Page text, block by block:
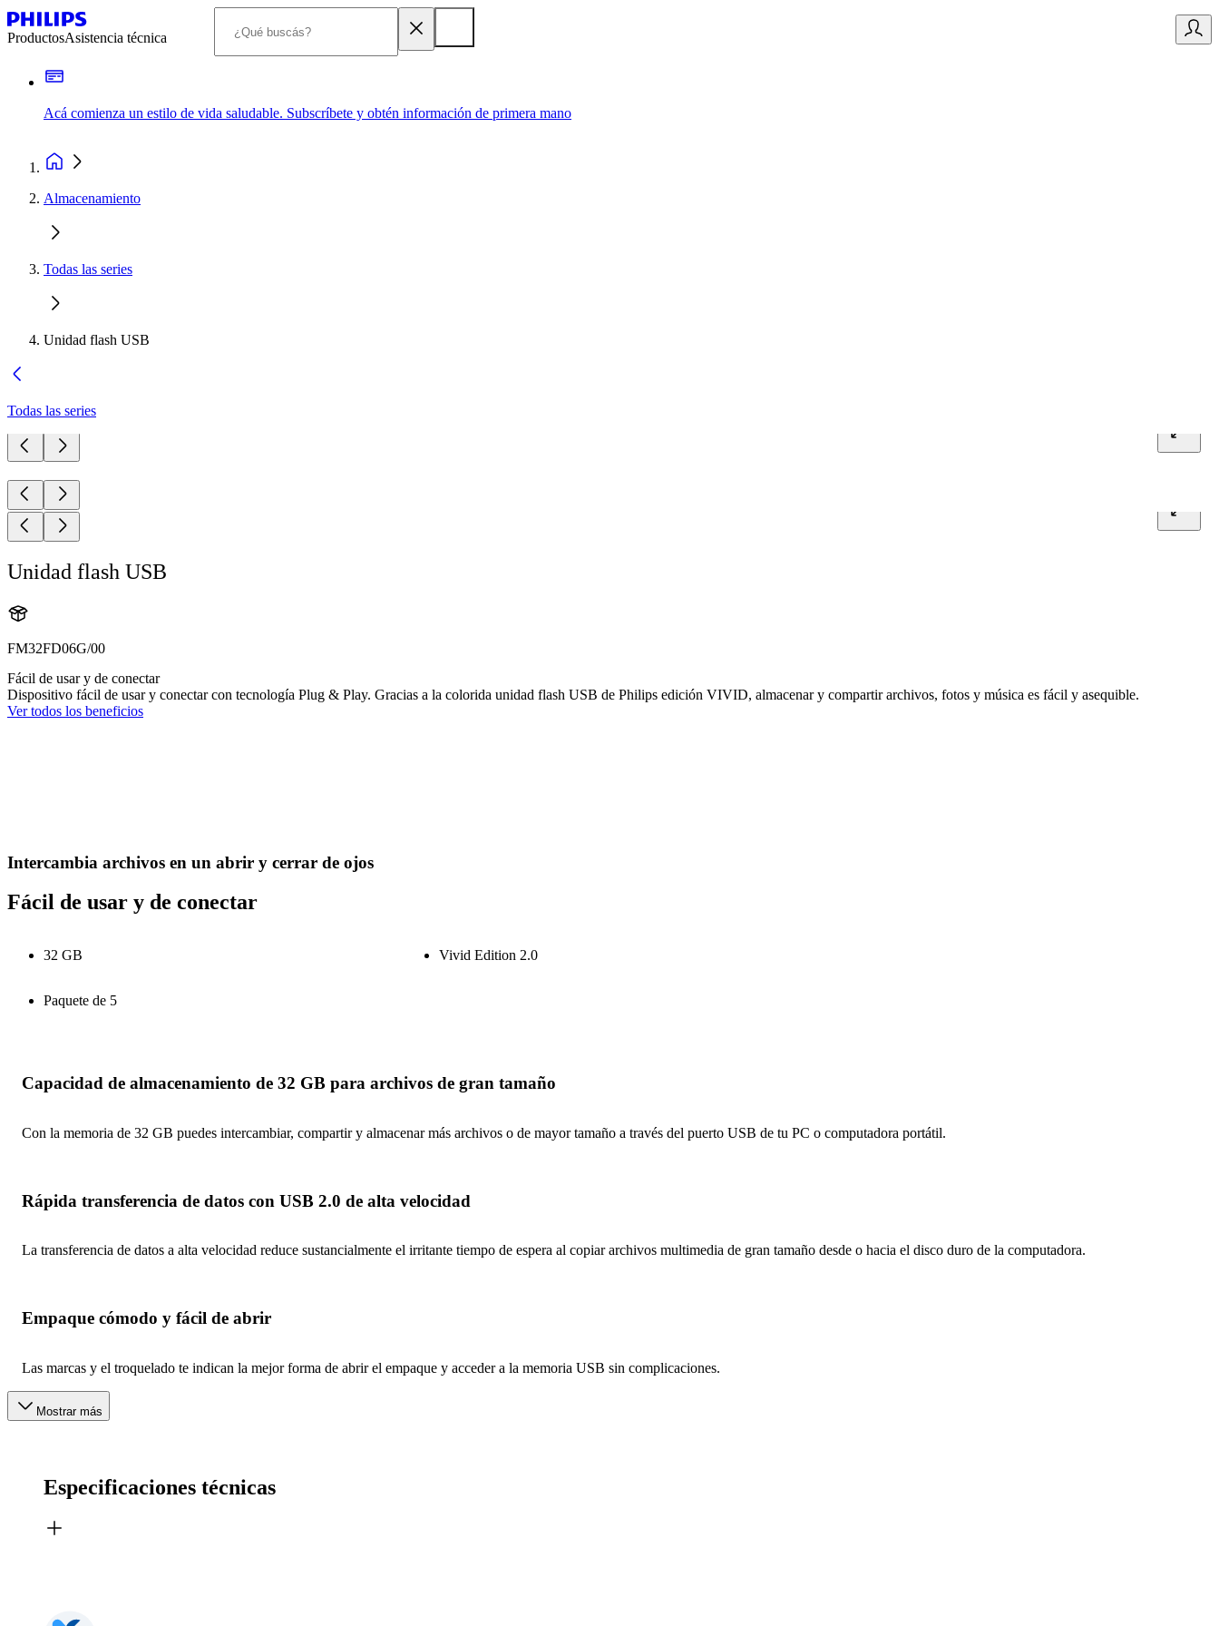
ProductosAsistencia técnica
Acá comienza un estilo de vida saludable. Subscríbete y obtén información de primera mano
Almacenamiento
Todas las series
Unidad flash USB
Todas las series
Unidad flash USB
FM32FD06G/00
Fácil de usar y de conectar
Dispositivo fácil de usar y conectar con tecnología Plug & Play. Gracias a la colorida unidad flash USB de Philips edición VIVID, almacenar y compartir archivos, fotos y música es fácil y asequible.
Ver todos los beneficios
Intercambia archivos en un abrir y cerrar de ojos
Fácil de usar y de conectar
32 GB Vivid Edition 2.0
Paquete de 5
Capacidad de almacenamiento de 32 GB para archivos de gran tamaño
Con la memoria de 32 GB puedes intercambiar, compartir y almacenar más archivos o de mayor tamaño a través del puerto USB de tu PC o computadora portátil.
Rápida transferencia de datos con USB 2.0 de alta velocidad
La transferencia de datos a alta velocidad reduce sustancialmente el irritante tiempo de espera al copiar archivos multimedia de gran tamaño desde o hacia el disco duro de la computadora.
Empaque cómodo y fácil de abrir
Las marcas y el troquelado te indican la mejor forma de abrir el empaque y acceder a la memoria USB sin complicaciones.
Mostrar más
Especificaciones técnicas